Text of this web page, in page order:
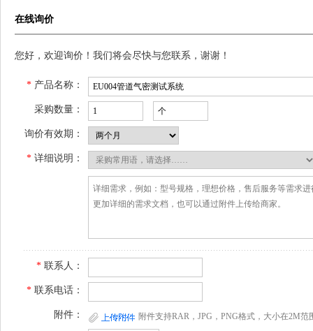
在线询价
您好，欢迎询价！我们将会尽快与您联系，谢谢！
* 产品名称：
采购数量：
询价有效期：
* 详细说明：
* 联系人：
* 联系电话：
附件： 附件支持RAR，JPG，PNG格式，大小在2M范